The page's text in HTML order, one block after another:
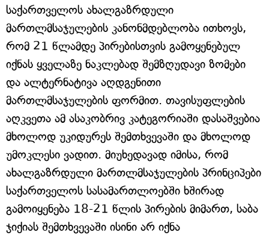
საქართველოს ახალგაზრდული
მართლმსაჯულების კანონმდებლობა ითხოვს,
რომ 21 წლამდე პირებისთვის გამოყენებულ
იქნას ყველაზე ნაკლებად შემზღუდავი ზომები
და ალტერნატივა აღდგენითი
მართლმსაჯულების ფორმით. თავისუფლების
აღკვეთა ამ ასაკობრივ კატეგორიაში დასაშვებია
მხოლოდ უკიდურეს შემთხვევაში და მხოლოდ
უმოკლესი ვადით. მიუხედავად იმისა, რომ
ახალგაზრდული მართლმსაჯულების პრინციპები
საქართველოს სასამართლოებში ხშირად
გამოიყენება 18-21 წლის პირების მიმართ, საბა
ჯიქიას შემთხვევაში ისინი არ იქნა